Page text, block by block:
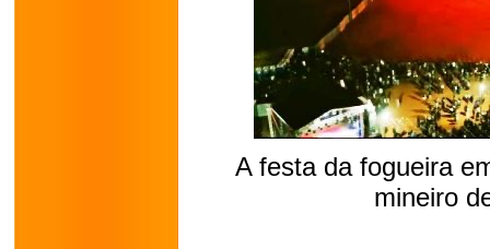
A festa da fogueira
mineiro